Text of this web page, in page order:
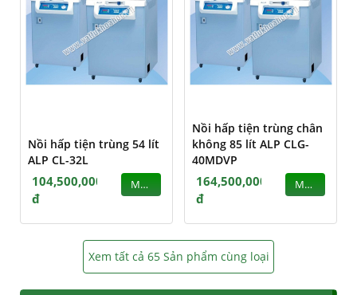
Nồi hấp tiện trùng 54 lít
ALP CL-32L
104,500,000
đ
MUA
Nồi hấp tiện trùng chân
không 85 lít ALP CLG-
40MDVP
164,500,000
đ
MUA
Xem tất cả 65 Sản phẩm cùng loại